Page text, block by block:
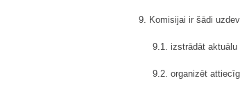
9. Komisijai ir šādi
9.1. izstrādāt
9.2. organizēt